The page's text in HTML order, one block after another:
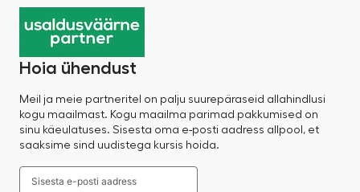
Hoia ühendust
Meil ja meie partneritel on palju suurepäraseid allahindlusi
kogu maailmast. Kogu maailma parimad pakkumised on
sinu käeulatuses. Sisesta oma e-posti aadress allpool, et
saaksime sind uudistega kursis hoida.